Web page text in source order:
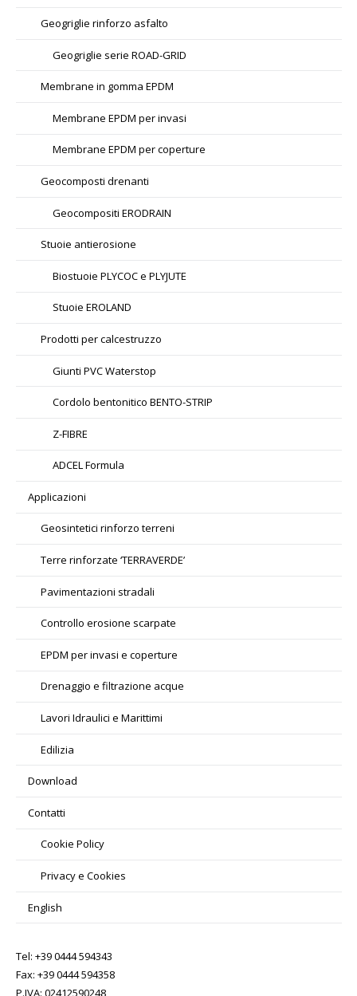
Geogriglie rinforzo asfalto
Geogriglie serie ROAD-GRID
Membrane in gomma EPDM
Membrane EPDM per invasi
Membrane EPDM per coperture
Geocomposti drenanti
Geocompositi ERODRAIN
Stuoie antierosione
Biostuoie PLYCOC e PLYJUTE
Stuoie EROLAND
Prodotti per calcestruzzo
Giunti PVC Waterstop
Cordolo bentonitico BENTO-STRIP
Z-FIBRE
ADCEL Formula
Applicazioni
Geosintetici rinforzo terreni
Terre rinforzate ‘TERRAVERDE’
Pavimentazioni stradali
Controllo erosione scarpate
EPDM per invasi e coperture
Drenaggio e filtrazione acque
Lavori Idraulici e Marittimi
Edilizia
Download
Contatti
Cookie Policy
Privacy e Cookies
English
Tel: +39 0444 594343
Fax: +39 0444 594358
P.IVA: 02412590248